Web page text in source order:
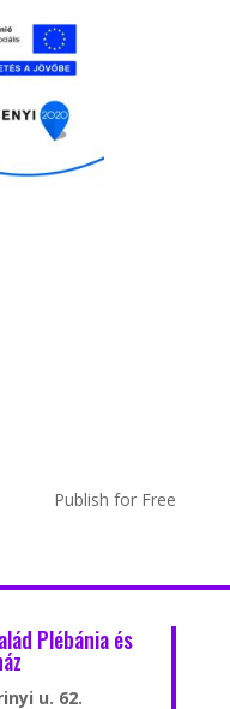
Publish for Free
Plébánia és
u. 62.